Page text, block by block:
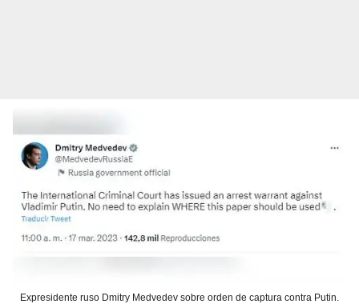
Expresidente ruso Dmitry Medvedev sobre orden de captura contra Putin.